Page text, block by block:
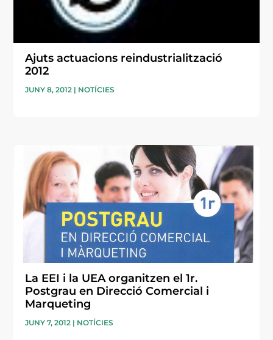
Ajuts actuacions reindustrialització
2012
JUNY 8, 2012 | NOTÍCIES
La EEI i la UEA organitzen el 1r.
Postgrau en Direcció Comercial i
Marqueting
JUNY 7, 2012 | NOTÍCIES